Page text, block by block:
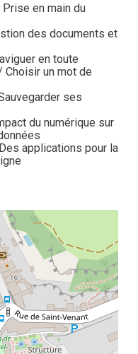
en main du
des documents et
en toute
un mot de
ses
du numérique sur
applications pour la